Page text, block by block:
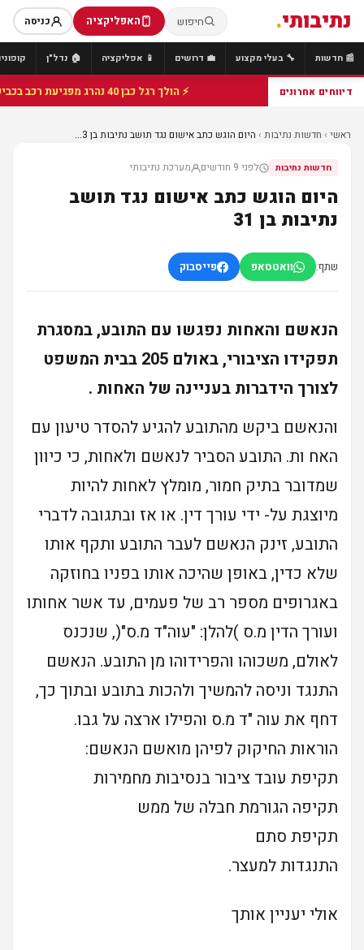
נתיבותי. חיפוש האפליקציה כניסה
📰 חדשות 🔧 בעלי מקצוע 💼 דרושים 📱 אפליקציה 🏠 נדל"ן
דיווחים אחרונים ⚡ הולך רגל כבן 40 נהרג מפגיעת רכב בכביש 25 סמוך לצומת הנשיא, מתנדבי זק"א פועלו בזירה
ראשי › חדשות נתיבות › היום הוגש כתב אישום נגד תושב נתיבות בן 3...
חדשות נתיבות לפני 9 חודשים מערכת נתיבותי
היום הוגש כתב אישום נגד תושב
נתיבות בן 31
שתף: וואטסאפ פייסבוק
הנאשם והאחות נפגשו עם התובע, במסגרת
תפקידו הציבורי, באולם 205 בבית המשפט
לצורך הידברות בעניינה של האחות .
והנאשם ביקש מהתובע להגיע להסדר טיעון עם
האח ות. התובע הסביר לנאשם ולאחות, כי כיוון
שמדובר בתיק חמור, מומלץ לאחות להיות
מיוצגת על- ידי עורך דין. או אז ובתגובה לדברי
התובע, זינק הנאשם לעבר התובע ותקף אותו
שלא כדין, באופן שהיכה אותו בפניו בחוזקה
באגרופים מספר רב של פעמים, עד אשר אחותו
ועורך הדין מ.ס )להלן: "עוה"ד מ.ס"(, שנכנס
לאולם, משכוהו והפרידוהו מן התובע. הנאשם
התנגד וניסה להמשיך ולהכות בתובע ובתוך כך,
דחף את עוה "ד מ.ס והפילו ארצה על גבו.
הוראות החיקוק לפיהן מואשם הנאשם:
תקיפת עובד ציבור בנסיבות מחמירות
תקיפה הגורמת חבלה של ממש
תקיפת סתם
התנגדות למעצר.
אולי יעניין אותך